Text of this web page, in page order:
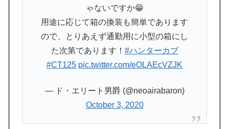
ゃないですか😁
用途に応じて箱の換装も簡単であります
ので、とりあえず通勤用に小型の箱にし
た次第であります！ #ハンターカブ
#CT125 pic.twitter.com/eOLAEcVZJK
— ド・エリート男爵 (@neoairabaron)
October 3, 2020